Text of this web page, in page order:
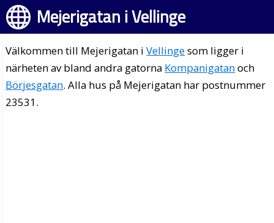
Mejerigatan i Vellinge
Välkommen till Mejerigatan iVellingesom ligger i
närheten av bland andra gatorna Kompanigatanoch
Börjesgatan. Alla hus på Mejerigatan har postnummer
23531.